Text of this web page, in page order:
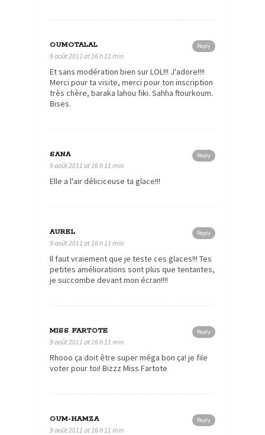
Reply
OUMOTALAL
9 août 2011 at 16 h 11 min
Et sans modération bien sur LOL!!! J'adore!!!!
Merci pour ta visite, merci pour ton inscription
très chère, baraka lahou fiki. Sahha ftourkoum.
Bises.
Reply
SANA
9 août 2011 at 16 h 11 min
Elle a l'air déliciceuse ta glace!!!
Reply
AUREL
9 août 2011 at 16 h 11 min
Il faut vraiement que je teste ces glaces!!! Tes
petites améliorations sont plus que tentantes,
je succombe devant mon écran!!!!
Reply
MISS FARTOTE
9 août 2011 at 16 h 11 min
Rhooo ça doit être super méga bon ça! je file
voter pour toi! Bizzz Miss Fartote
Reply
OUM-HAMZA
9 août 2011 at 16 h 11 min